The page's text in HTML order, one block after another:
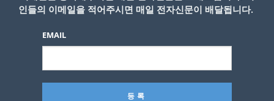
인들의 이메일을 적어주시면 매일 전자신문이 배달됩니다.
EMAIL